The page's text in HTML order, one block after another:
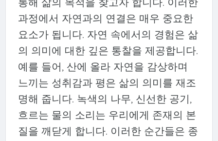
과정에서 자연과의 연결은 매우 중요한
요소가 됩니다. 자연 속에서의 경험은 삶
의 의미에 대한 깊은 통찰을 제공합니다.
예를 들어, 산에 올라 자연을 감상하며
느끼는 성취감과 평은 삶의 의미를 재조
명해 줍니다. 녹색의 나무, 신선한 공기,
흐르는 물의 소리는 우리에게 존재의 본
질을 깨닫게 합니다. 이러한 순간들은 종